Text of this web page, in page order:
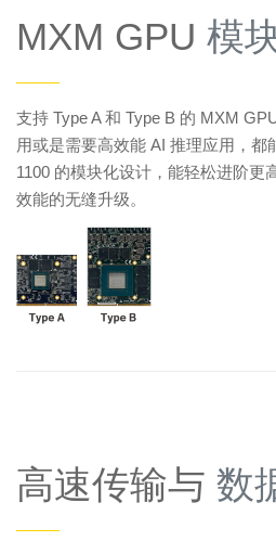
MXM GPU 模
——
支持 Type A 和 Type B 的 MXM
用或是需要高效能 AI 推理应用，
1100 的模块化设计，能轻松进阶更
效能的无缝升级。
高速传输与 数
——